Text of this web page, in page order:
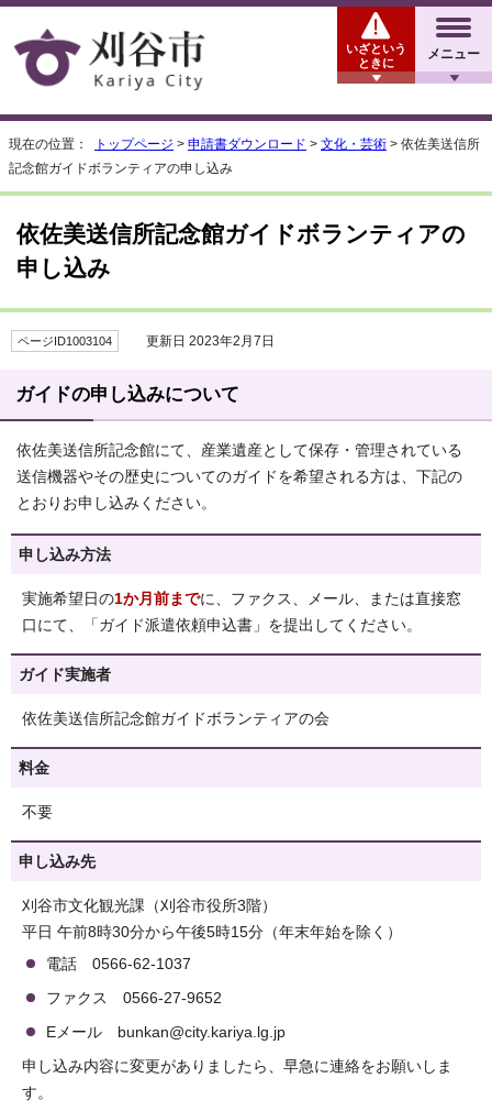
メニュー
いざという
ときに
現在の位置： トップページ > 申請書ダウンロード > 文化・芸術 > 依佐美送信所
記念館ガイドボランティアの申し込み
依佐美送信所記念館ガイドボランティアの
申し込み
ページID1003104 更新日 2023年2月7日
ガイドの申し込みについて
依佐美送信所記念館にて、産業遺産として保存・管理されている
送信機器やその歴史についてのガイドを希望される方は、下記の
とおりお申し込みください。
申し込み方法
実施希望日の1か月前までに、ファクス、メール、または直接窓
口にて、「ガイド派遣依頼申込書」を提出してください。
ガイド実施者
依佐美送信所記念館ガイドボランティアの会
料金
不要
申し込み先
刈谷市文化観光課（刈谷市役所3階）
平日 午前8時30分から午後5時15分（年末年始を除く）
電話 0566-62-1037
ファクス 0566-27-9652
Eメール bunkan@city.kariya.lg.jp
申し込み内容に変更がありましたら、早急に連絡をお願いしま
す。